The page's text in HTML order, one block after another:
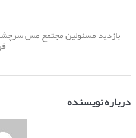
بازدید مسئولین مجتمع مس
درباره نویسنده